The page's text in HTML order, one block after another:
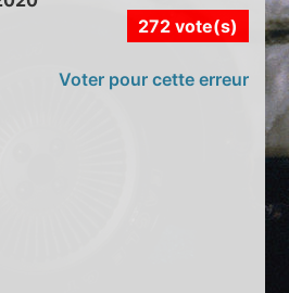
272 vote(s)
Voter pour cette erreur